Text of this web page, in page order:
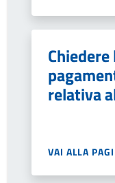
relativa
VAI ALLA